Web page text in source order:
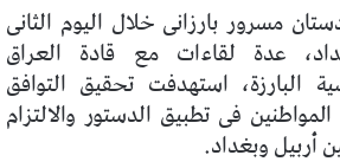
مسرور بارزانى خلال اليوم الثانى
عدة لقاءات مع قادة العراق
البارزة، استهدفت تحقيق التوافق
فى تطبيق الدستور والالتزام
أربيل وبغداد.